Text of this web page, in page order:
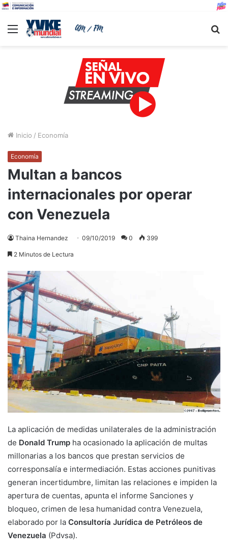
Menu
Inicio / Economía
Economía
Multan a bancos
internacionales por operar
con Venezuela
Thaina Hernandez 09/10/2019 0 399
2 Minutos de Lectura
La aplicación de medidas unilaterales de la administración
de Donald Trump ha ocasionado la aplicación de multas
millonarias a los bancos que prestan servicios de
corresponsalía e intermediación. Estas acciones punitivas
generan incertidumbre, limitan las relaciones e impiden la
apertura de cuentas, apunta el informe Sanciones y
bloqueo, crimen de lesa humanidad contra Venezuela,
elaborado por la Consultoría Jurídica de Petróleos de
Venezuela (Pdvsa).